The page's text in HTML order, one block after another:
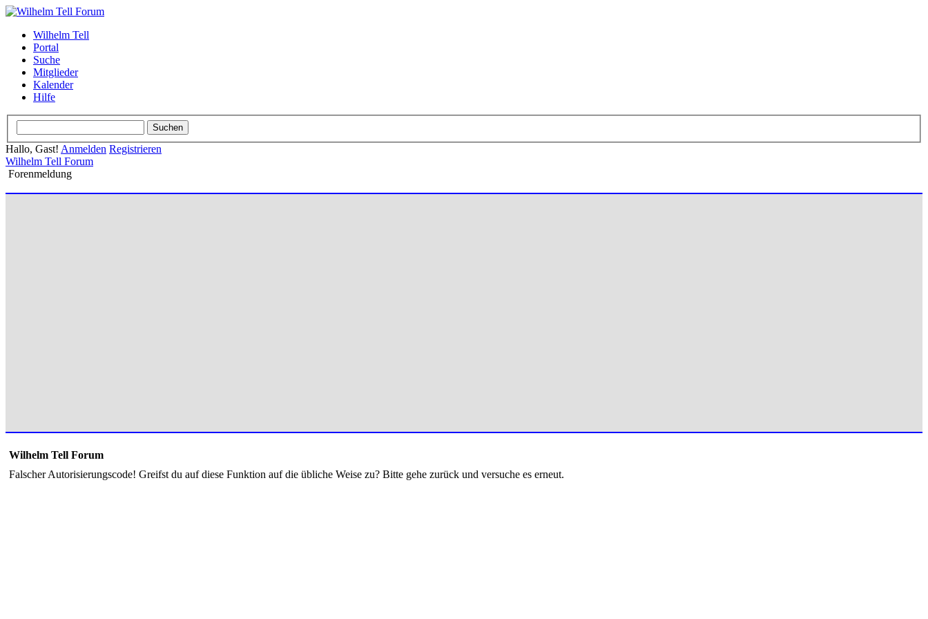
Wilhelm Tell
Portal
Suche
Mitglieder
Kalender
Hilfe
Hallo, Gast! Anmelden Registrieren
Wilhelm Tell Forum
Forenmeldung
Wilhelm Tell Forum
Falscher Autorisierungscode! Greifst du auf diese Funktion auf die übliche Weise zu? Bitte gehe zurück und versuche es erneut.